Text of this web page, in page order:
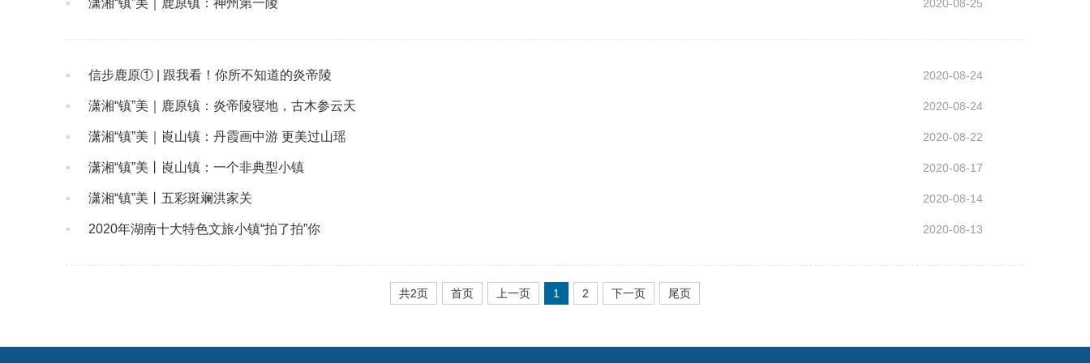
潇湘“镇”美｜鹿原镇：神州第一陵 2020-08-25
信步鹿原① | 跟我看！你所不知道的炎帝陵 2020-08-24
潇湘“镇”美｜鹿原镇：炎帝陵寝地，古木参云天 2020-08-24
潇湘“镇”美｜崀山镇：丹霞画中游 更美过山瑶 2020-08-22
潇湘“镇”美丨崀山镇：一个非典型小镇 2020-08-17
潇湘“镇”美丨五彩斑斓洪家关 2020-08-14
2020年湖南十大特色文旅小镇“拍了拍”你 2020-08-13
共2页 首页 上一页 1 2 下一页 尾页